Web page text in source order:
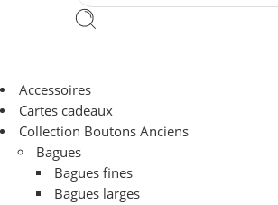
Accessoires
Cartes cadeaux
Collection Boutons Anciens
Bagues
Bagues fines
Bagues larges